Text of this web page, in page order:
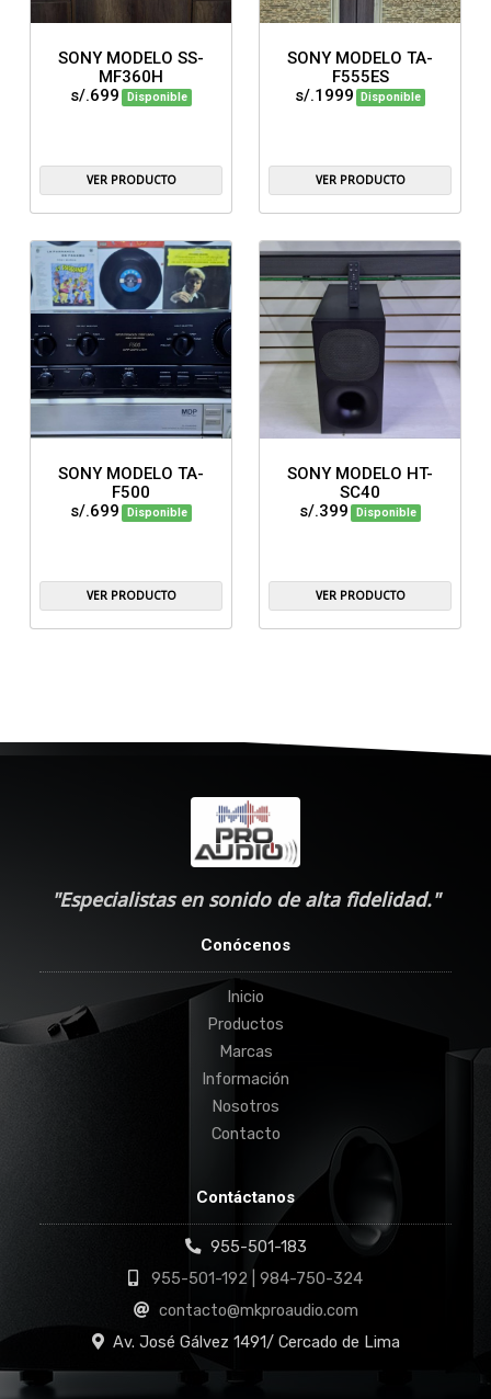
SONY MODELO SS-
MF360H
s/.699
Disponible
VER PRODUCTO
SONY MODELO TA-
F555ES
s/.1999
Disponible
VER PRODUCTO
SONY MODELO TA-
F500
s/.699
Disponible
VER PRODUCTO
SONY MODELO HT-
SC40
s/.399
Disponible
VER PRODUCTO
"Especialistas en sonido de alta fidelidad."
Conócenos
Inicio
Productos
Marcas
Información
Nosotros
Contacto
Contáctanos
955-501-183
955-501-192 | 984-750-324
contacto@mkproaudio.com
Av. José Gálvez 1491/ Cercado de Lima